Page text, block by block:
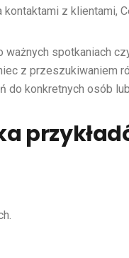
z klientami,
spotkaniach
z przeszukiwaniem
do konkretnych osób